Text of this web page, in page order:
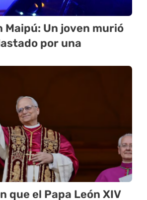
Maipú: Un joven murió
por una
que el Papa León XIV